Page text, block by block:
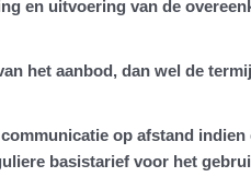
en uitvoering van de
het aanbod, dan wel de
op afstand
basistarief voor het